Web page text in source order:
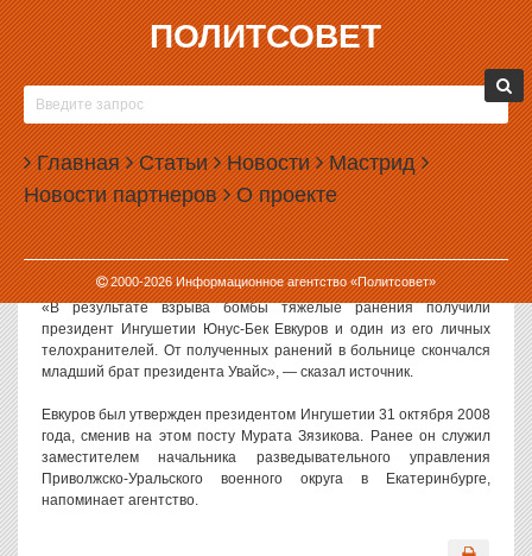
ПОЛИТСОВЕТ
Главная Статьи Новости Мастрид
Новости партнеров О проекте
2000-2026Информационное агентство «Политсовет»
22.06.2009, 09:51
ПРИ ПОКУШЕНИИ НА ПРЕЗИДЕНТА
ИНГУШЕТИИ ЮНУС-БЕКА ЕВКУРОВА ПОГИБ
ЕГО МЛАДШИЙ БРАТ УВАЙС
Младший брат президента Ингушетии Юнус-Бека Евкурова Увайс
погиб в результате покушения, организованного на главу
Ингушетии в понедельник утром, сообщил РИА «Новости»
источник в правоохранительных органах республики.
«В результате взрыва бомбы тяжелые ранения получили
президент Ингушетии Юнус-Бек Евкуров и один из его личных
телохранителей. От полученных ранений в больнице скончался
младший брат президента Увайс», — сказал источник.
Евкуров был утвержден президентом Ингушетии 31 октября 2008
года, сменив на этом посту Мурата Зязикова. Ранее он служил
заместителем начальника разведывательного управления
Приволжско-Уральского военного округа в Екатеринбурге,
напоминает агентство.